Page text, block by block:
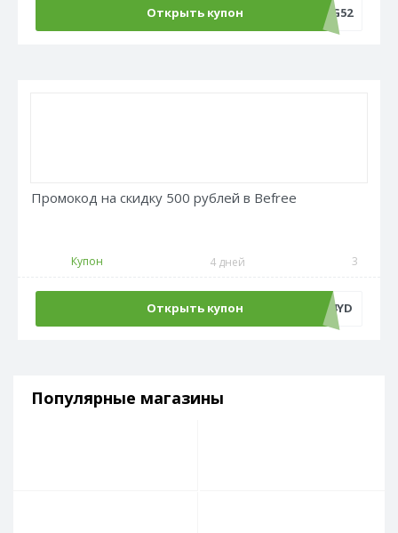
Открыть купон LANG52
Промокод на скидку 500 рублей в Befree
Купон 4 дней 3
Открыть купон ADM500C4YD
Популярные магазины